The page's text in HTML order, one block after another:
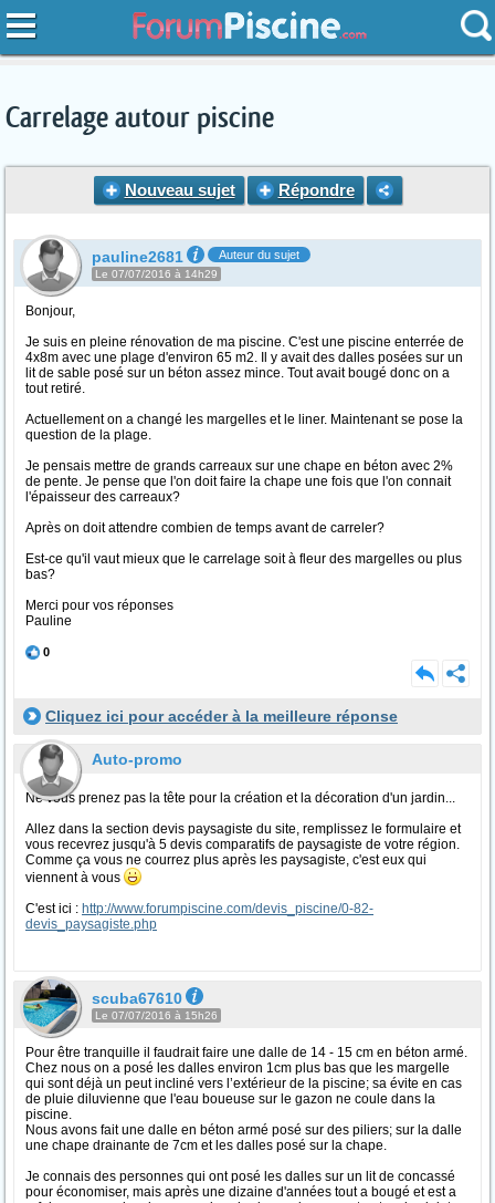
Carrelage autour piscine
Nouveau sujet Répondre
pauline2681 Auteur du sujet
Le 07/07/2016 à 14h29
Bonjour,
Je suis en pleine rénovation de ma piscine. C'est une piscine enterrée de
4x8m avec une plage d'environ 65 m2. Il y avait des dalles posées sur un
lit de sable posé sur un béton assez mince. Tout avait bougé donc on a
tout retiré.
Actuellement on a changé les margelles et le liner. Maintenant se pose la
question de la plage.
Je pensais mettre de grands carreaux sur une chape en béton avec 2%
de pente. Je pense que l'on doit faire la chape une fois que l'on connait
l'épaisseur des carreaux?
Après on doit attendre combien de temps avant de carreler?
Est-ce qu'il vaut mieux que le carrelage soit à fleur des margelles ou plus
bas?
Merci pour vos réponses
Pauline
0
Cliquez ici pour accéder à la meilleure réponse
Auto-promo
Ne vous prenez pas la tête pour la création et la décoration d'un jardin...
Allez dans la section devis paysagiste du site, remplissez le formulaire et
vous recevrez jusqu'à 5 devis comparatifs de paysagiste de votre région.
Comme ça vous ne courrez plus après les paysagiste, c'est eux qui
viennent à vous
C'est ici : http://www.forumpiscine.com/devis_piscine/0-82-
devis_paysagiste.php
scuba67610
Le 07/07/2016 à 15h26
Pour être tranquille il faudrait faire une dalle de 14 - 15 cm en béton armé.
Chez nous on a posé les dalles environ 1cm plus bas que les margelle
qui sont déjà un peut incliné vers l’extérieur de la piscine; sa évite en cas
de pluie diluvienne que l'eau boueuse sur le gazon ne coule dans la
piscine.
Nous avons fait une dalle en béton armé posé sur des piliers; sur la dalle
une chape drainante de 7cm et les dalles posé sur la chape.
Je connais des personnes qui ont posé les dalles sur un lit de concassé
pour économiser, mais après une dizaine d'années tout a bougé et est a